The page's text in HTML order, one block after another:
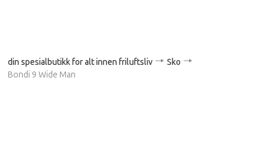
din spesialbutikk for alt innen friluftsliv
Sko
Bondi 9 Wide Man